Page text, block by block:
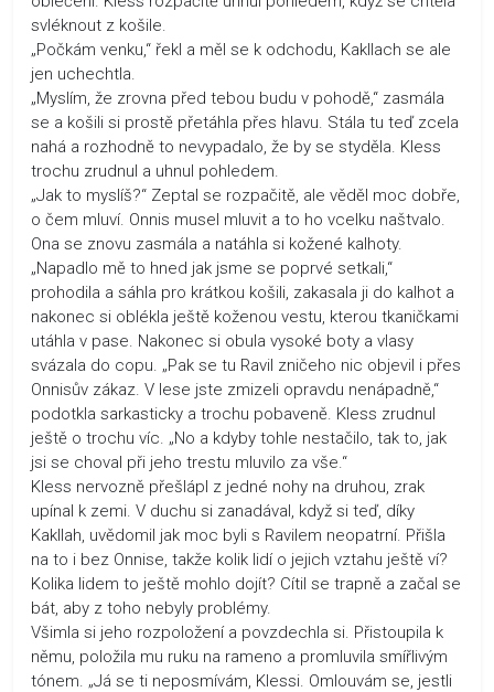
svléknout z košile.
„Počkám venku,“ řekl a měl se k odchodu, Kakllach se ale
jen uchechtla.
„Myslím, že zrovna před tebou budu v pohodě,“ zasmála
se a košili si prostě přetáhla přes hlavu. Stála tu teď zcela
nahá a rozhodně to nevypadalo, že by se styděla. Kless
trochu zrudnul a uhnul pohledem.
„Jak to myslíš?“ Zeptal se rozpačitě, ale věděl moc dobře,
o čem mluví. Onnis musel mluvit a to ho vcelku naštvalo.
Ona se znovu zasmála a natáhla si kožené kalhoty.
„Napadlo mě to hned jak jsme se poprvé setkali,“
prohodila a sáhla pro krátkou košili, zakasala ji do kalhot a
nakonec si oblékla ještě koženou vestu, kterou tkaničkami
utáhla v pase. Nakonec si obula vysoké boty a vlasy
svázala do copu. „Pak se tu Ravil zničeho nic objevil i přes
Onnisův zákaz. V lese jste zmizeli opravdu nenápadně,“
podotkla sarkasticky a trochu pobaveně. Kless zrudnul
ještě o trochu víc. „No a kdyby tohle nestačilo, tak to, jak
jsi se choval při jeho trestu mluvilo za vše.“
Kless nervozně přešlápl z jedné nohy na druhou, zrak
upínal k zemi. V duchu si zanadával, když si teď, díky
Kakllah, uvědomil jak moc byli s Ravilem neopatrní. Přišla
na to i bez Onnise, takže kolik lidí o jejich vztahu ještě ví?
Kolika lidem to ještě mohlo dojít? Cítil se trapně a začal se
bát, aby z toho nebyly problémy.
Všimla si jeho rozpoložení a povzdechla si. Přistoupila k
němu, položila mu ruku na rameno a promluvila smířlivým
tónem. „Já se ti neposmívám, Klessi. Omlouvám se, jestli